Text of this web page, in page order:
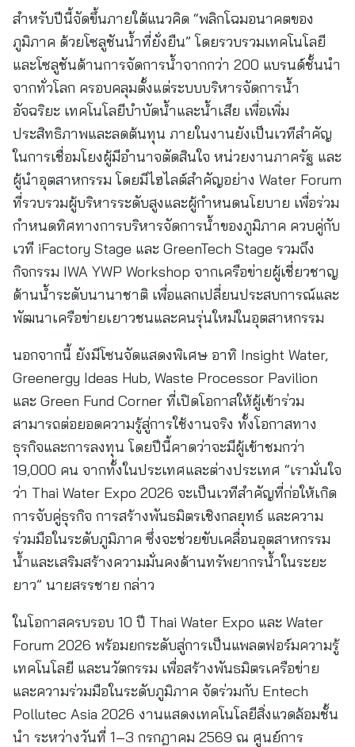
สำหรับปีนี้จัดขึ้นภายใต้แนวคิด “พลิกโฉมอนาคตของ
ภูมิภาค ด้วยโซลูชันน้ำที่ยั่งยืน” โดยรวบรวมเทคโนโลยี
และโซลูชันด้านการจัดการน้ำจากกว่า 200 แบรนด์ชั้นนำ
จากทั่วโลก ครอบคลุมตั้งแต่ระบบบริหารจัดการน้ำ
อัจฉริยะ เทคโนโลยีบำบัดน้ำและน้ำเสีย เพื่อเพิ่ม
ประสิทธิภาพและลดต้นทุน ภายในงานยังเป็นเวทีสำคัญ
ในการเชื่อมโยงผู้มีอำนาจตัดสินใจ หน่วยงานภาครัฐ และ
ผู้นำอุตสาหกรรม โดยมีไฮไลต์สำคัญอย่าง Water Forum
ที่รวบรวมผู้บริหารระดับสูงและผู้กำหนดนโยบาย เพื่อร่วม
กำหนดทิศทางการบริหารจัดการน้ำของภูมิภาค ควบคู่กับ
เวที iFactory Stage และ GreenTech Stage รวมถึง
กิจกรรม IWA YWP Workshop จากเครือข่ายผู้เชี่ยวชาญ
ด้านน้ำระดับนานาชาติ เพื่อแลกเปลี่ยนประสบการณ์และ
พัฒนาเครือข่ายเยาวชนและคนรุ่นใหม่ในอุตสาหกรรม
นอกจากนี้ ยังมีโซนจัดแสดงพิเศษ อาทิ Insight Water,
Greenergy Ideas Hub, Waste Processor Pavilion
และ Green Fund Corner ที่เปิดโอกาสให้ผู้เข้าร่วม
สามารถต่อยอดความรู้สู่การใช้งานจริง ทั้งโอกาสทาง
ธุรกิจและการลงทุน โดยปีนี้คาดว่าจะมีผู้เข้าชมกว่า
19,000 คน จากทั้งในประเทศและต่างประเทศ “เรามั่นใจ
ว่า Thai Water Expo 2026 จะเป็นเวทีสำคัญที่ก่อให้เกิด
การจับคู่ธุรกิจ การสร้างพันธมิตรเชิงกลยุทธ์ และความ
ร่วมมือในระดับภูมิภาค ซึ่งจะช่วยขับเคลื่อนอุตสาหกรรม
น้ำและเสริมสร้างความมั่นคงด้านทรัพยากรน้ำในระยะ
ยาว” นายสรรชาย กล่าว
ในโอกาสครบรอบ 10 ปี Thai Water Expo และ Water
Forum 2026 พร้อมยกระดับสู่การเป็นแพลตฟอร์มความรู้
เทคโนโลยี และนวัตกรรม เพื่อสร้างพันธมิตรเครือข่าย
และความร่วมมือในระดับภูมิภาค จัดร่วมกับ Entech
Pollutec Asia 2026 งานแสดงเทคโนโลยีสิ่งแวดล้อมชั้น
นำ ระหว่างวันที่ 1–3 กรกฎาคม 2569 ณ ศูนย์การ